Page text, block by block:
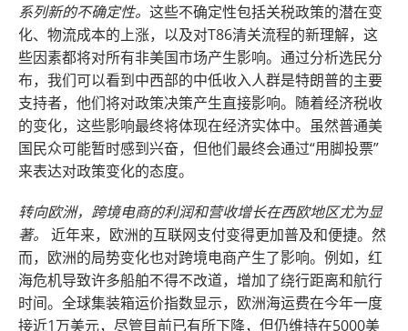
系列新的不确定性。 这些不确定性包括关税政策的潜在变
化、物流成本的上涨，以及对T86清关流程的新理解，这
些因素都将对所有非美国市场产生影响。通过分析选民分
布，我们可以看到中西部的中低收入人群是特朗普的主要
支持者，他们将对政策决策产生直接影响。随着经济税收
的变化，这些影响最终将体现在经济实体中。虽然普通美
国民众可能暂时感到兴奋，但他们最终会通过“用脚投票”
来表达对政策变化的态度。
转向欧洲，跨境电商的利润和营收增长在西欧地区尤为显
著。 近年来，欧洲的互联网支付变得更加普及和便捷。然
而，欧洲的局势变化也对跨境电商产生了影响。例如，红
海危机导致许多船舶不得不改道，增加了绕行距离和航行
时间。全球集装箱运价指数显示，欧洲海运费在今年一度
接近1万美元，尽管目前已有所下降，但仍维持在5000美